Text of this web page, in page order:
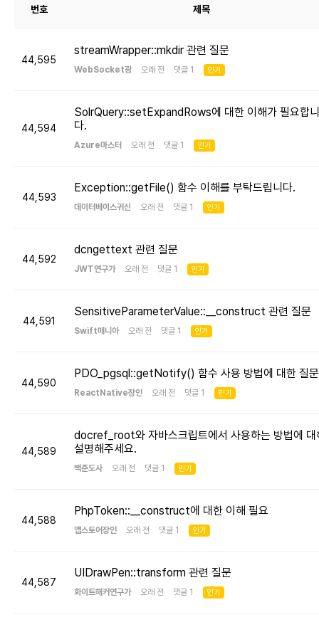
번호 제목
44,595
streamWrapper::mkdir 관련 질문
WebSocket광 오래 전 댓글 1 인기
44,594
SolrQuery::setExpandRows에 대한 이해가 필요합니
다.
Azure마스터 오래 전 댓글 1 인기
44,593
Exception::getFile() 함수 이해를 부탁드립니다.
데이터베이스귀신 오래 전 댓글 1 인기
44,592
dcngettext 관련 질문
JWT연구가 오래 전 댓글 1 인기
44,591
SensitiveParameterValue::__construct 관련 질문
Swift매니아 오래 전 댓글 1 인기
44,590
PDO_pgsql::getNotify() 함수 사용 방법에 대한 질문
ReactNative장인 오래 전 댓글 1 인기
44,589
docref_root와 자바스크립트에서 사용하는 방법에 대
설명해주세요.
백준도사 오래 전 댓글 1 인기
44,588
PhpToken::__construct에 대한 이해 필요
앱스토어장인 오래 전 댓글 1 인기
44,587
UIDrawPen::transform 관련 질문
화이트해커연구가 오래 전 댓글 1 인기